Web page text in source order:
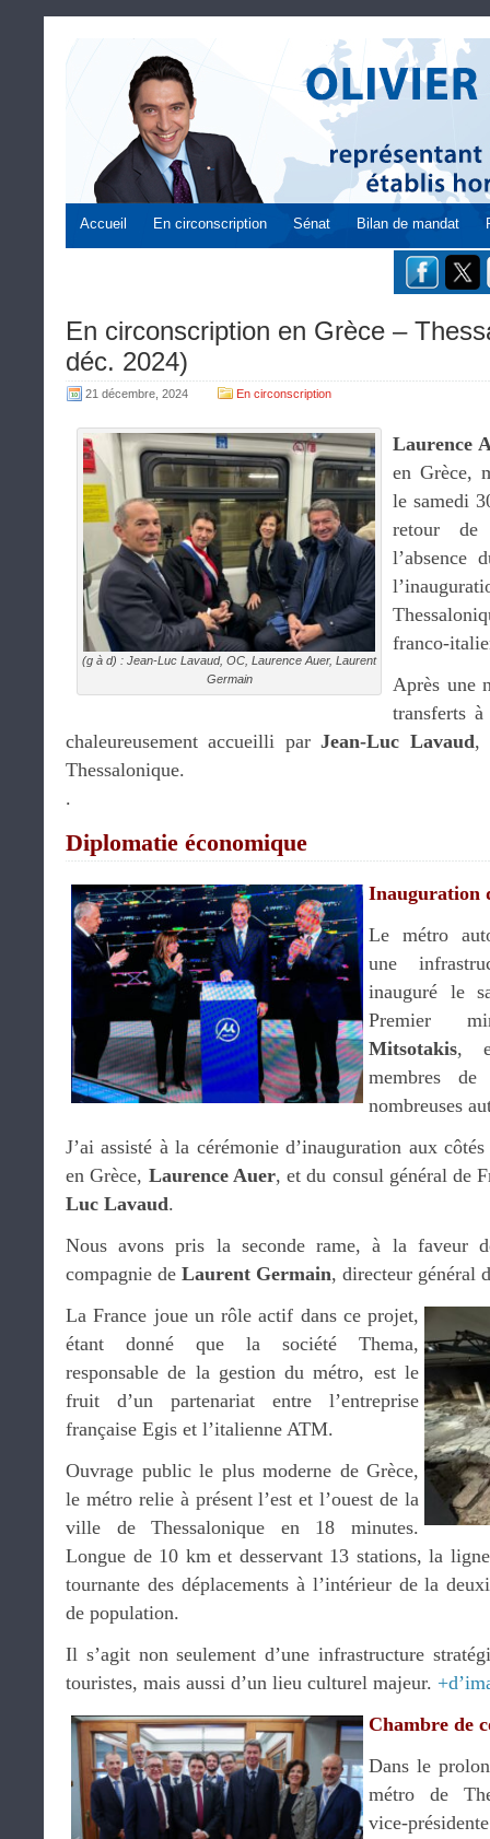
Accueil En circonscription Sénat Bilan de mandat
En circonscription en Grèce –
déc. 2024)
21 décembre, 2024 En circonscription
(g à d) : Jean-Luc Lavaud, OC, Laurence Auer, Laurent
Germain
Laurence
en Grèce,
le samedi
retour
l’absence
franco-
Après une
transferts
chaleureusement accueilli parJean-Luc Lavaud,
Thessalonique.
.
Diplomatie économique
Inauguration
Le métro
une
inauguré le
Premier
Mitsotakis,
membres
nombreuses
J’ai assisté à la cérémonie d’inauguration aux
en Grèce, Laurence Auer, et du consul général de
Luc Lavaud.
Nous avons pris la seconde rame, à la faveur
compagnie de Laurent Germain, directeur général
La France joue un rôle actif dans ce projet,
étant donné que la société Thema,
responsable de la gestion du métro, est le
fruit d’un partenariat entre l’entreprise
française Egis et l’italienne ATM.
Ouvrage public le plus moderne de Grèce,
le métro relie à présent l’est et l’ouest de la
ville de Thessalonique en 18 minutes.
Longue de 10 km et desservant 13 stations, la
tournante des déplacements à l’intérieur de la
de population.
Il s’agit non seulement d’une infrastructure
touristes, mais aussi d’un lieu culturel majeur.
Chambre de
Dans le
métro de
vice-